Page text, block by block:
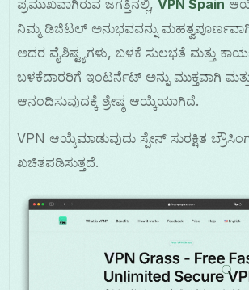
ಪ್ರಮುಖವಾಗಿರುವ ಜಗತ್ತಿನಲ್ಲಿ, VPN Spain
ನಿಮ್ಮ ಡಿಜಿಟಲ್ ಅನುಭವವನ್ನು
ಅದರ ವೈಶಿಷ್ಟ್ಯಗಳು, ಬಳಕೆ ಸುಲಭತೆ ಮತ್ತು
ಬಳಕೆದಾರರಿಗೆ ಇಂಟರ್ನೆಟ್ ಅನ್ನು ಮುಕ್ತವಾಗಿ ಮತ್ತು
ಆನಂದಿಸುವುದಕ್ಕೆ ಶ್ರೇಷ್ಠ ಆಯ್ಕೆಯಾಗಿದೆ.
VPN ಆಯ್ಕೆಮಾಡುವುದು ಸ್ಪೇನ್ ಸುರಕ್ಷಿತ
ಖಚಿತಪಡಿಸುತ್ತದೆ.